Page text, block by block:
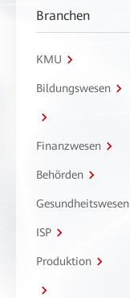
Branchen
KMU
Bildungswesen
Finanzwesen
Behörden
Gesundheitswesen
ISP
Produktion